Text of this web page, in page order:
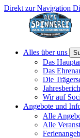
Direkt zur Navigation
Alles über uns
Das
Das
Die
Wir auf
Angebote und
Alle
Alle